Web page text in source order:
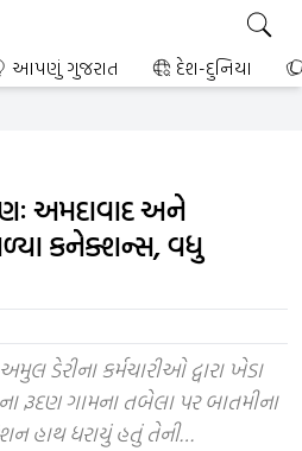
આપણું ગુજરાત દેશ-દુનિયા
અમદાવાદ અને
કનેક્શન્સ, વધુ
ડેરીના કર્મચારીઓ દ્વારા ખેડા
રૂદણ ગામના તબેલા પર બાતમીના
હાથ ધરાયું હતું તેની…